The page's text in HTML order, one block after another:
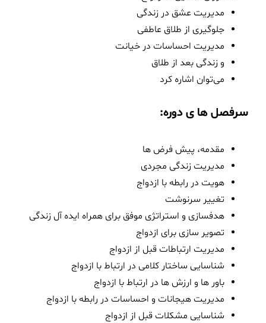
مدیریت عشق در زندگی
جلوگیری از طلاق عاطفی
مدیریت احساسات در خیانت
و زندگی بعد از طلاق
می‌توان اشاره کرد
سرفصل ها ی دوره:
مقدمه، پیش فرض ها
مدیریت زندگی مجردی
هویت در رابطه با ازدواج
تغییر سرنوشت
هدفسازی و استراتژی موفق برای همراه ایده آل زندگی
تصویر سازی برای ازدواج
مدیریت ارتباطات قبل از ازدواج
شناسایی ساختار کلامی در ارتباط با ازدواج
باور ها و ارزش ها در ارتباط با ازدواج
مدیریت هیجانات و احساسات در رابطه با ازدواج
شناسایی مشکلات قبل از ازدواج